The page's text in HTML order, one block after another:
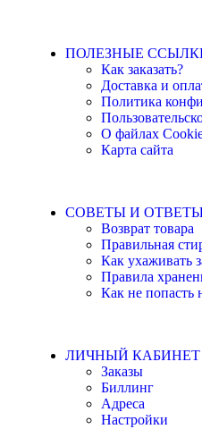
ПОЛЕЗНЫЕ
Как заказать?
Доставка и
Политика
О файлах
Карта сайта
СОВЕТЫ И
Возврат товара
Правильная
Как ухаживать
Правила
Как не попасть
ЛИЧНЫЙ КАБИНЕТ
Заказы
Биллинг
Адреса
Настройки